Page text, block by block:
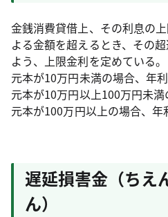
金銭消費貸借上、その利息の
よる金額を超えるとき、その
よう、上限金利を定めている。
元本が10万円未満の場合、年
元本が10万円以上100万円未
元本が100万円以上の場合、年
遅延損害金（ちえ
ん）